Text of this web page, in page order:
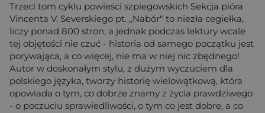
Trzeci tom cyklu powieści szpiegowskich Sekcja pióra
Vincenta V. Severskiego pt. „Nabór" to niezła cegiełka,
liczy ponad 800 stron, a jednak podczas lektury wcale
tej objętości nie czuć - historia od samego początku jest
porywająca, a co więcej, nie ma w niej nic zbędnego!
Autor w doskonałym stylu, z dużym wyczuciem dla
polskiego języka, tworzy historię wielowątkową, która
opowiada o tym, co dobrze znamy z życia prawdziwego
- o poczuciu sprawiedliwości, o tym co jest dobre, a co